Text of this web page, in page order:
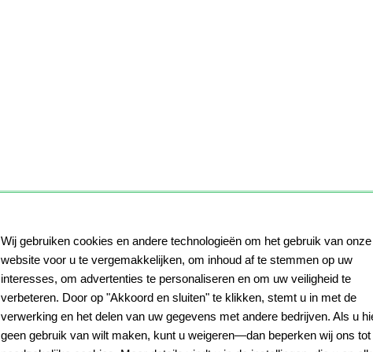
Wij gebruiken cookies en andere technologieën om het gebruik van onze
website voor u te vergemakkelijken, om inhoud af te stemmen op uw
interesses, om advertenties te personaliseren en om uw veiligheid te
verbeteren. Door op "Akkoord en sluiten" te klikken, stemt u in met de
verwerking en het delen van uw gegevens met andere bedrijven. Als u
geen gebruik van wilt maken, kunt u weigeren—dan beperken wij ons tot